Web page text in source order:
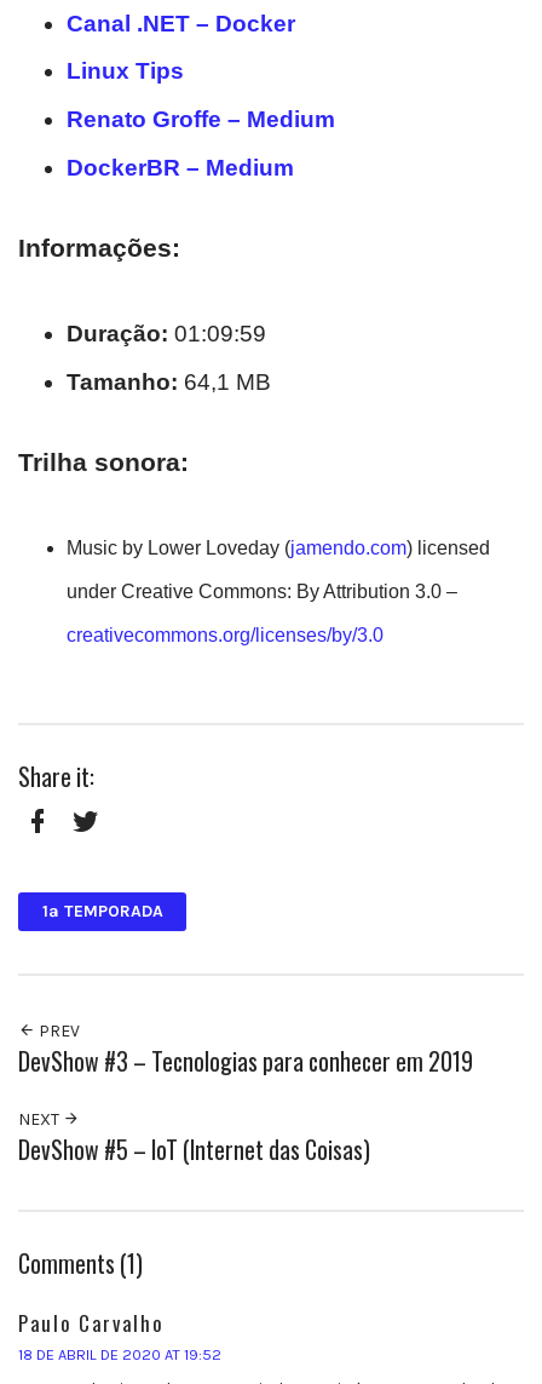
Canal .NET – Docker
Linux Tips
Renato Groffe – Medium
DockerBR – Medium
Informações:
Duração: 01:09:59
Tamanho: 64,1 MB
Trilha sonora:
Music by Lower Loveday (jamendo.com) licensed
under Creative Commons: By Attribution 3.0 –
creativecommons.org/licenses/by/3.0
Share it:
1ª TEMPORADA
PREV
DevShow #3 – Tecnologias para conhecer em 2019
NEXT
DevShow #5 – IoT (Internet das Coisas)
Comments (1)
Paulo Carvalho
18 DE ABRIL DE 2020 AT 19:52